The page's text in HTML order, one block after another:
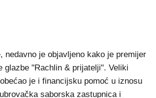
nedavno je objavljeno kako je premijer
glazbe "Rachlin & prijatelji". Veliki
je i financijsku pomoć u iznosu
saborska zastupnica i